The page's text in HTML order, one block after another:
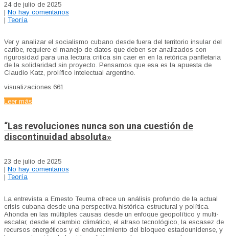
24 de julio de 2025
| No hay comentarios
| Teoría
Ver y analizar el socialismo cubano desde fuera del territorio insular del
caribe, requiere el manejo de datos que deben ser analizados con
rigurosidad para una lectura critica sin caer en en la retórica panfletaria
de la solidaridad sin proyecto. Pensamos que esa es la apuesta de
Claudio Katz, prolífico intelectual argentino.
visualizaciones 661
Leer más
“Las revoluciones nunca son una cuestión de
discontinuidad absoluta»
23 de julio de 2025
| No hay comentarios
| Teoría
La entrevista a Ernesto Teuma ofrece un análisis profundo de la actual
crisis cubana desde una perspectiva histórica-estructural y política.
Ahonda en las múltiples causas desde un enfoque geopolítico y multi-
escalar, desde el cambio climático, el atraso tecnológico, la escasez de
recursos energéticos y el endurecimiento del bloqueo estadounidense, y